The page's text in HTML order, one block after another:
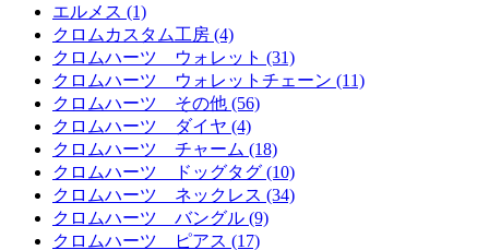
エルメス (1)
クロムカスタム工房 (4)
クロムハーツ ウォレット (31)
クロムハーツ ウォレットチェーン (11)
クロムハーツ その他 (56)
クロムハーツ ダイヤ (4)
クロムハーツ チャーム (18)
クロムハーツ ドッグタグ (10)
クロムハーツ ネックレス (34)
クロムハーツ バングル (9)
クロムハーツ ピアス (17)